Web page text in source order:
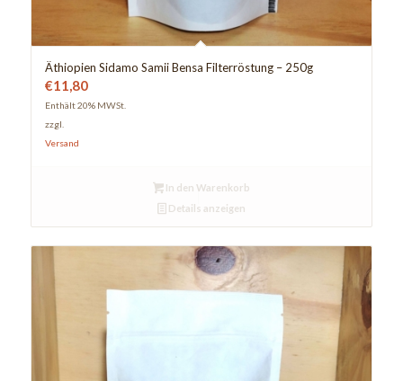
Äthiopien Sidamo Samii Bensa Filterröstung – 250g
€11,80
Enthält 20% MWSt.
zzgl.
Versand
In den Warenkorb
Details anzeigen